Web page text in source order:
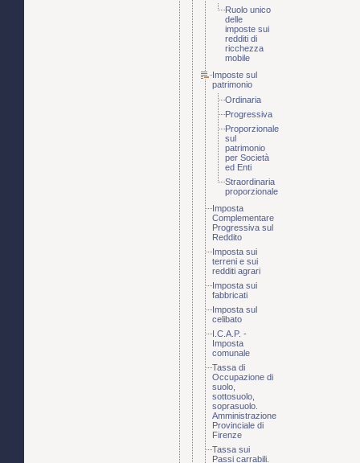
Ruolo unico
delle
imposte sui
redditi di
ricchezza
mobile
Imposte sul
patrimonio
Ordinaria
Progressiva
Proporzionale
sul
patrimonio
per Società
ed Enti
Straordinaria
proporzionale
Imposta
Complementare
Progressiva sul
Reddito
Imposta sui
terreni e sui
redditi agrari
Imposta sui
fabbricati
Imposta sul
celibato
I.C.A.P. -
Imposta
comunale
Tassa di
Occupazione di
suolo,
sottosuolo,
soprasuolo.
Amministrazione
Provinciale di
Firenze
Tassa sui
Passi carrabili.